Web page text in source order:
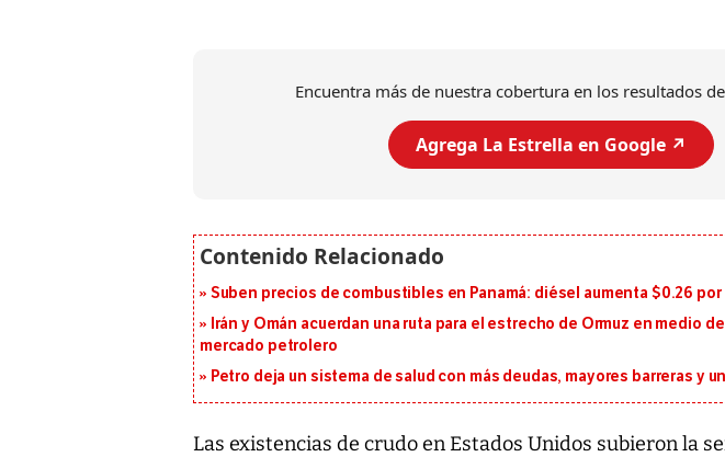
Encuentra más de nuestra cobertura en los resultados
Agrega La Estrella en Google ↗️
Suben precios de combustibles en Panamá: diésel aumenta $0.26 por
Irán y Omán acuerdan una ruta para el estrecho de Ormuz en medio
mercado petrolero
Petro deja un sistema de salud con más deudas, mayores barreras y
Las existencias de crudo en Estados Unidos subieron la